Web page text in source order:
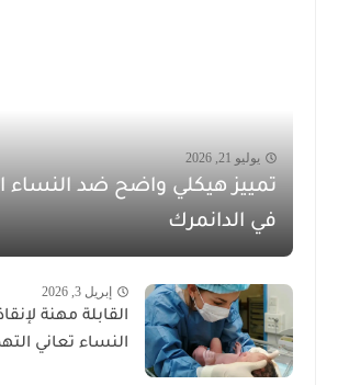
يوليو 21, 2026
تمييز هيكلي واضح ضد النساء
في الدانمرك
إبريل 3, 2026
القابلة مهنة
النساء تعاني